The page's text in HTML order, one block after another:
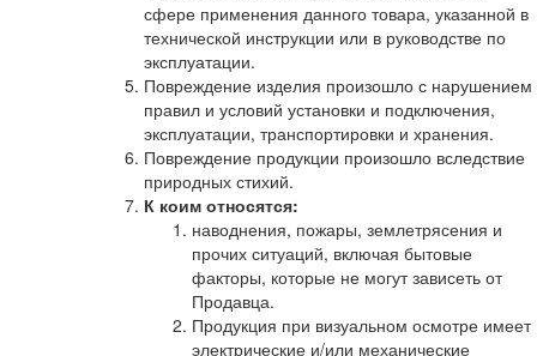
сфере применения данного товара, указанной в
технической инструкции или в руководстве по
эксплуатации.
Повреждение изделия произошло с нарушением
правил и условий установки и подключения,
эксплуатации, транспортировки и хранения.
Повреждение продукции произошло вследствие
природных стихий.
К коим относятся:
наводнения, пожары, землетрясения и
прочих ситуаций, включая бытовые
факторы, которые не могут зависеть от
Продавца.
Продукция при визуальном осмотре имеет
электрические и/или механические